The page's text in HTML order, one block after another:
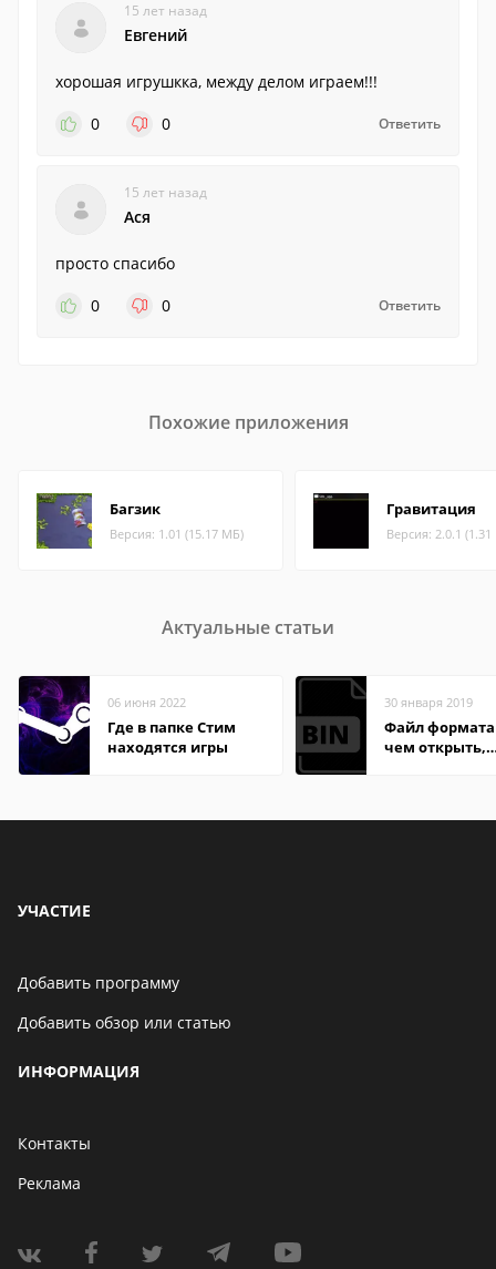
15 лет назад
Евгений
хорошая игрушкка, между делом играем!!!
0
0 Ответить
15 лет назад
Ася
просто спасибо
0
0 Ответить
Похожие приложения
Багзик
Версия: 1.01 (15.17 МБ)
Гравитация
Версия: 2.0.1
Актуальные статьи
06 июня 2022
Где в папке Стим
находятся игры
30 января 2019
Файл формата
чем открыть,
УЧАСТИЕ
Добавить программу
Добавить обзор или статью
ИНФОРМАЦИЯ
Контакты
Реклама